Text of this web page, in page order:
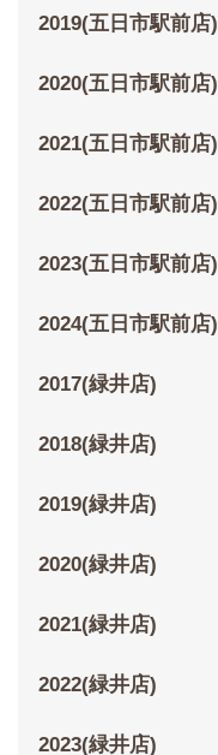
2019(五日市駅前店)
2020(五日市駅前店)
2021(五日市駅前店)
2022(五日市駅前店)
2023(五日市駅前店)
2024(五日市駅前店)
2017(緑井店)
2018(緑井店)
2019(緑井店)
2020(緑井店)
2021(緑井店)
2022(緑井店)
2023(緑井店)